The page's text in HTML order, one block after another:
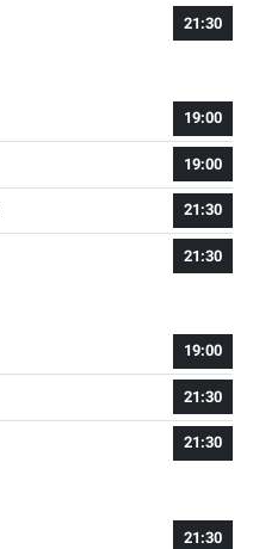
21:30
19:00
19:00
21:30
21:30
19:00
21:30
21:30
21:30